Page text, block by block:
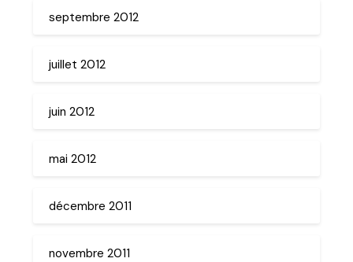
septembre 2012
juillet 2012
juin 2012
mai 2012
décembre 2011
novembre 2011